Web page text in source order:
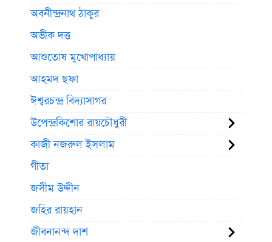
অবনীন্দ্রনাথ ঠাকুর
অভীক দত্ত
আশুতোষ মুখোপাধ্যায়
আহমদ ছফা
ঈশ্বরচন্দ্র বিদ্যাসাগর
উপেন্দ্রকিশোর রায়চৌধুরী
কাজী নজরুল ইসলাম
গীতা
জসীম উদ্দীন
জহির রায়হান
জীবনানন্দ দাশ